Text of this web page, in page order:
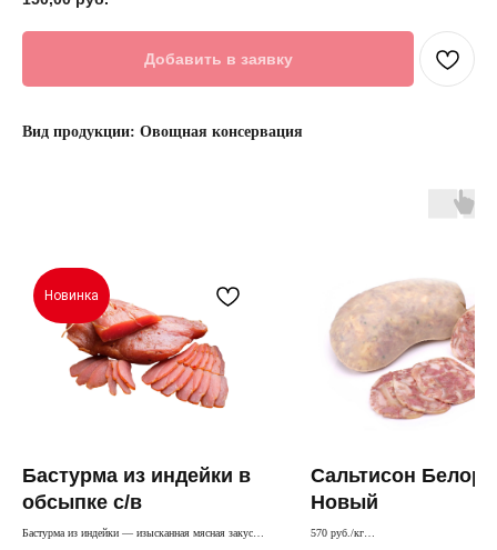
Добавить в заявку
Вид продукции: Овощная консервация
Новинка
Бастурма из индейки в
обсыпке с/в
Бастурма из индейки — изысканная мясная закуска,
Сальтисон
Новый
570 руб./кг